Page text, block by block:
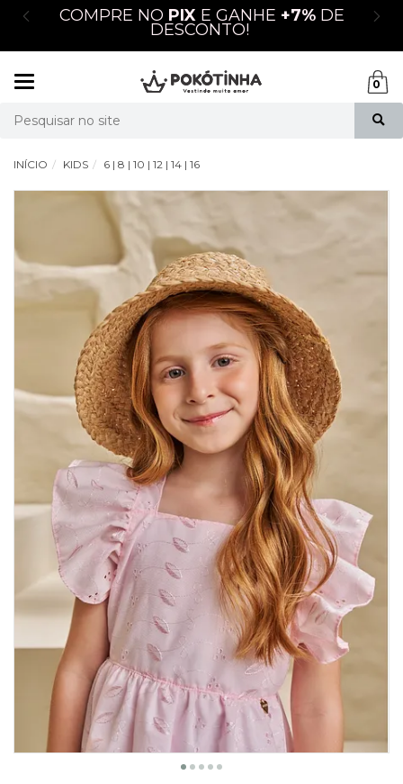
COMPRE NO PIXE GANHE +7%DE
DESCONTO!
0
INÍCIO KIDS 6 | 8 | 10 | 12 | 14 | 16